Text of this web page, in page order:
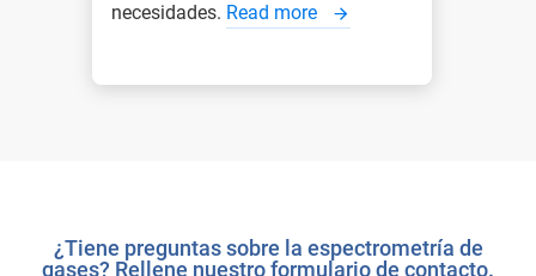
necesidades. Read more
¿Tiene preguntas sobre la espectrometría de
gases? Rellene nuestro formulario de contacto.